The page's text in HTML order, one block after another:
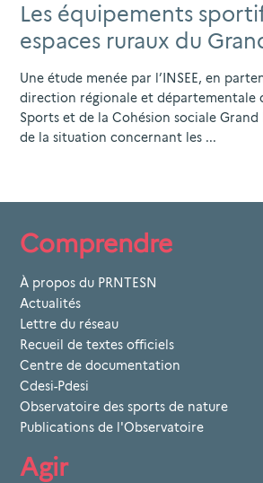
Les équipements
espaces ruraux du
Une étude menée par l’INSEE, en
direction régionale et départementale
Sports et de la Cohésion sociale Grand
de la situation concernant les ...
Comprendre
À propos du PRNTESN
Actualités
Lettre du réseau
Recueil de textes officiels
Centre de documentation
Cdesi-Pdesi
Observatoire des sports de nature
Publications de l'Observatoire
Agir